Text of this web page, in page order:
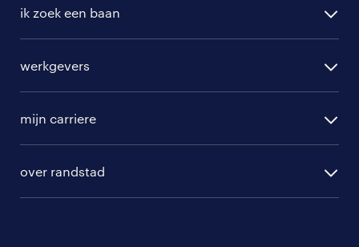
ik zoek een baan
randstad professional
randstad digital
werkgevers
hr-diensten
branches
mijn carriere
over randstad